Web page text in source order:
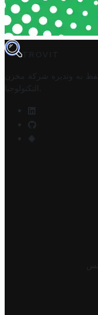
TROVIT
به وتديره
شركة مخزن
التكنولوجيا